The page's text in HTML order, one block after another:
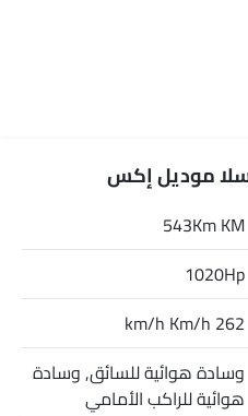
موديل إكس
543Km KM
1020Hp
262 km/h Km/h
وسادة هوائية للسائق, وسادة
هوائية للراكب الأمامي